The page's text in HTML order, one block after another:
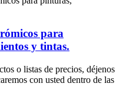
para
y tintas.
o listas de precios, déjenos
con usted dentro de las